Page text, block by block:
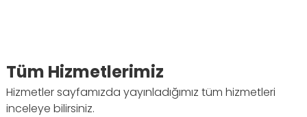
Tüm Hizmetlerimiz
Hizmetler sayfamızda yayınladığımız tüm hizmetleri
inceleye bilirsiniz.